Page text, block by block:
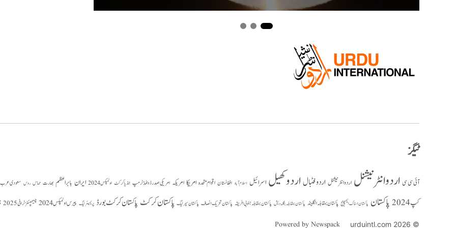
ٹیگز
آئی سی سی اردو انٹرنیشنل اردو انٹر نیشنل اردو فٹبالاردو کھیل اسرائیل اسلام آباد افغانستان اقوام متحدہ امریکاامریکہ امریکی صدر ڈونلڈ ٹرمپ انڈیا کرکٹ اولمپکس 2024 ایران بابر اعظم بھارت حماس روس سعودی عرب
کپ 2024
پاکستان پاکستان اسٹاک ایکسچینج پاکستان بمقابلہ انگلینڈ پاکستان بمقابلہ بنگلہ دیش پاکستان بمقابلہ جنوبی افریقہ پاکستان تحریک انصاف پاکستان سپر لیگ پاکستان کرکٹ پاکستان کرکٹ بورڈ پریمیئر لیگ پیرس اولمپکس 2024 چیمپئنز ٹرافی 2025
© 2026 urduintl.com
Powered by Newspack